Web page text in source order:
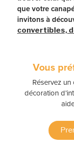
que votre
invitons à
convertibles,
Vous
Réservez
décoration